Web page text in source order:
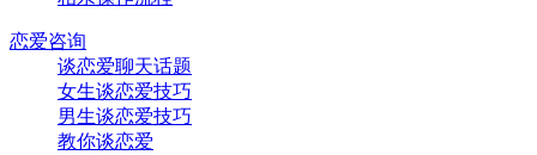
恋爱咨询
谈恋爱聊天话题
女生谈恋爱技巧
男生谈恋爱技巧
教你谈恋爱